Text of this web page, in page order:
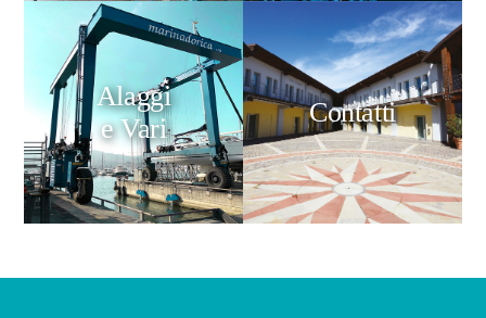
Alaggi
e Vari
Contatti